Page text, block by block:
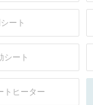
ート
シート
トヒーター